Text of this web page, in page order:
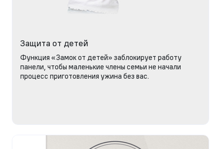
Защита от детей
Функция «Замок от детей» заблокирует работу
панели, чтобы маленькие члены семьи не начали
процесс приготовления ужина без вас.